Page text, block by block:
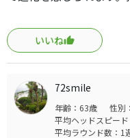
試打シャフトはNSプロ
たテーラーメイドのオ
も重く、純正としては
アイアンで110g以上の
は、避けた方が賢明だ
ますが若干弾く感じ。
道も高く上がりグリー
も振りやすくヘッドの
くらいまでなら純正Rで
稼ぐクラブでは無いと
ような位置に着弾できる
#5を購入しましたが追
た。アイアンで打つよ
いいね
72smile
年齢：63歳 性別
平均ヘッドスピー
平均ラウンド数：1